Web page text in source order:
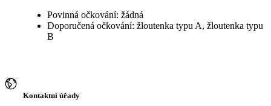
Povinná očkování: žádná
Doporučená očkování: žloutenka typu A, žloutenka typu
B
Kontaktní úřady